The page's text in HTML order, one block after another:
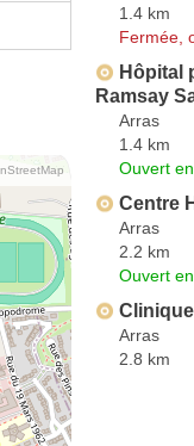
1.4 km
Fermée,
Hôpital
Ramsay
Arras
1.4 km
Ouvert
Centre
Arras
2.2 km
Ouvert
Arras
2.8 km